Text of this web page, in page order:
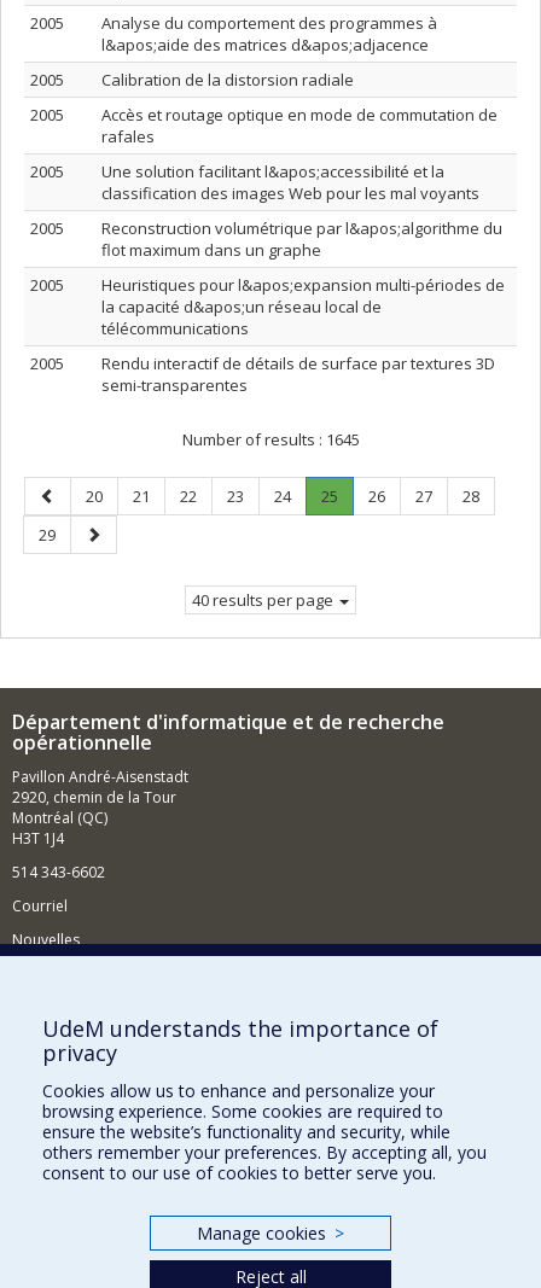
2005
Analyse du comportement des programmes à
l&apos;aide des matrices d&apos;adjacence
2005
Calibration de la distorsion radiale
2005
Accès et routage optique en mode de commutation de
rafales
2005
Une solution facilitant l&apos;accessibilité et la
classification des images Web pour les mal voyants
2005
Reconstruction volumétrique par l&apos;algorithme du
flot maximum dans un graphe
2005
Heuristiques pour l&apos;expansion multi-périodes de
la capacité d&apos;un réseau local de
télécommunications
2005
Rendu interactif de détails de surface par textures 3D
semi-transparentes
Number of results : 1645
Previous
page
Page
20 Page
21 Page
22 Page
23 Page
24 Page
25
Current
Page
26 Page
27 Page
28
Page
29
Next
page
40 results per page
Département d'informatique et de recherche
opérationnelle
Pavillon André-Aisenstadt
2920, chemin de la Tour
Montréal (QC)
H3T 1J4
514 343-6602
Courriel
Nouvelles
Comment soutenir le Département?
BESOIN D'AIDE?
Plan du site
Signaler une erreur
Accessibilité
Nos départements et écoles
UdeM understands the importance of
privacy
Cookies allow us to enhance and personalize your
browsing experience. Some cookies are required to
ensure the website’s functionality and security, while
others remember your preferences. By accepting all, you
consent to our use of cookies to better serve you.
Manage cookies >
Reject all